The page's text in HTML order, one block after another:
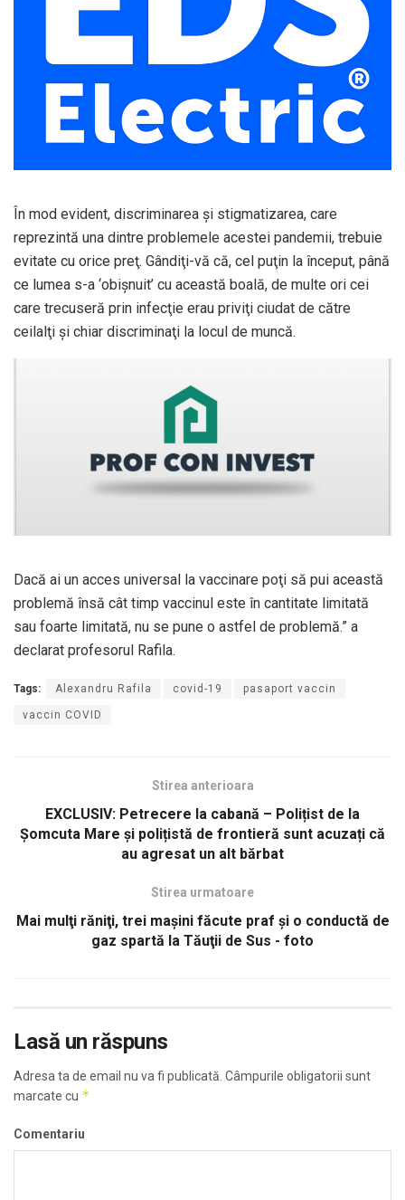
În mod evident, discriminarea şi stigmatizarea, care
reprezintă una dintre problemele acestei pandemii, trebuie
evitate cu orice preţ. Gândiţi-vă că, cel puţin la început, până
ce lumea s-a ‘obişnuit’ cu această boală, de multe ori cei
care trecuseră prin infecţie erau priviţi ciudat de către
ceilalţi şi chiar discriminaţi la locul de muncă.
Dacă ai un acces universal la vaccinare poţi să pui această
problemă însă cât timp vaccinul este în cantitate limitată
sau foarte limitată, nu se pune o astfel de problemă.” a
declarat profesorul Rafila.
Tags: Alexandru Rafila covid-19 pasaport vaccin
vaccin COVID
Stirea anterioara
EXCLUSIV: Petrecere la cabană – Polițist de la
Șomcuta Mare și polițistă de frontieră sunt acuzați că
au agresat un alt bărbat
Stirea urmatoare
Mai mulţi răniţi, trei maşini făcute praf şi o conductă de
gaz spartă la Tăuţii de Sus - foto
Lasă un răspuns
Adresa ta de email nu va fi publicată. Câmpurile obligatorii sunt
marcate cu *
Comentariu